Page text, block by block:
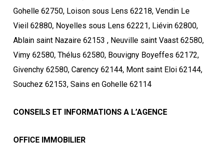
Gohelle 62750, Loison sous Lens 62218, Vendin Le
Vieil 62880, Noyelles sous Lens 62221, Liévin 62800,
Ablain saint Nazaire 62153 , Neuville saint Vaast 62580,
Vimy 62580, Thélus 62580, Bouvigny Boyeffes 62172,
Givenchy 62580, Carency 62144, Mont saint Eloi 62144,
Souchez 62153, Sains en Gohelle 62114
CONSEILS ET INFORMATIONS A L’AGENCE
OFFICE IMMOBILIER